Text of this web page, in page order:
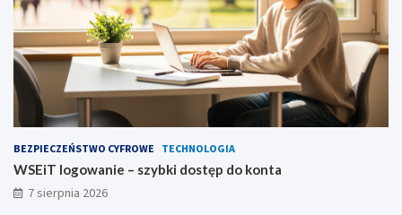
BEZPIECZEŃSTWO CYFROWE TECHNOLOGIA
WSEiT logowanie – szybki dostęp do konta
7 sierpnia 2026